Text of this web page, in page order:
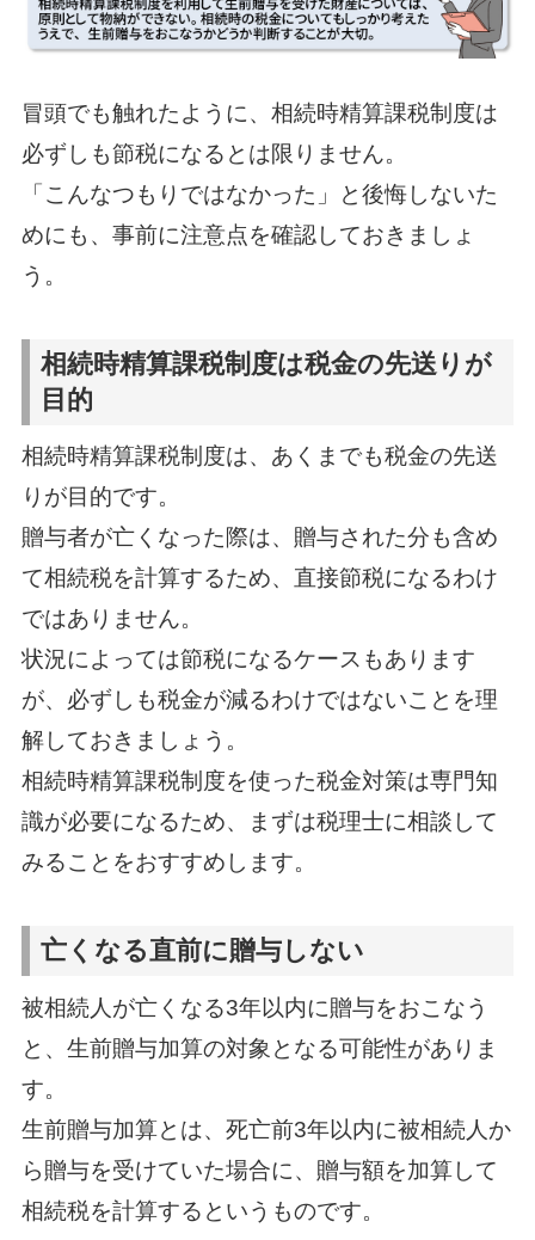
冒頭でも触れたように、相続時精算課税制度は
必ずしも節税になるとは限りません。
「こんなつもりではなかった」と後悔しないた
めにも、事前に注意点を確認しておきましょ
う。
相続時精算課税制度は税金の先送りが
目的
相続時精算課税制度は、あくまでも税金の先送
りが目的です。
贈与者が亡くなった際は、贈与された分も含め
て相続税を計算するため、直接節税になるわけ
ではありません。
状況によっては節税になるケースもあります
が、必ずしも税金が減るわけではないことを理
解しておきましょう。
相続時精算課税制度を使った税金対策は専門知
識が必要になるため、まずは税理士に相談して
みることをおすすめします。
亡くなる直前に贈与しない
被相続人が亡くなる3年以内に贈与をおこなう
と、生前贈与加算の対象となる可能性がありま
す。
生前贈与加算とは、死亡前3年以内に被相続人か
ら贈与を受けていた場合に、贈与額を加算して
相続税を計算するというものです。